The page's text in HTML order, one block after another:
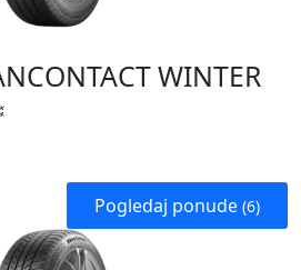
WINTER
Pogledaj ponude (6)